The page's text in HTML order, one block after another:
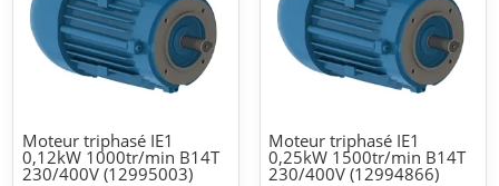
Moteur triphasé IE1
0,12kW 1000tr/min B14T
230/400V (12995003)
Moteur triphasé IE1
0,25kW 1500tr/min B14T
230/400V (12994866)